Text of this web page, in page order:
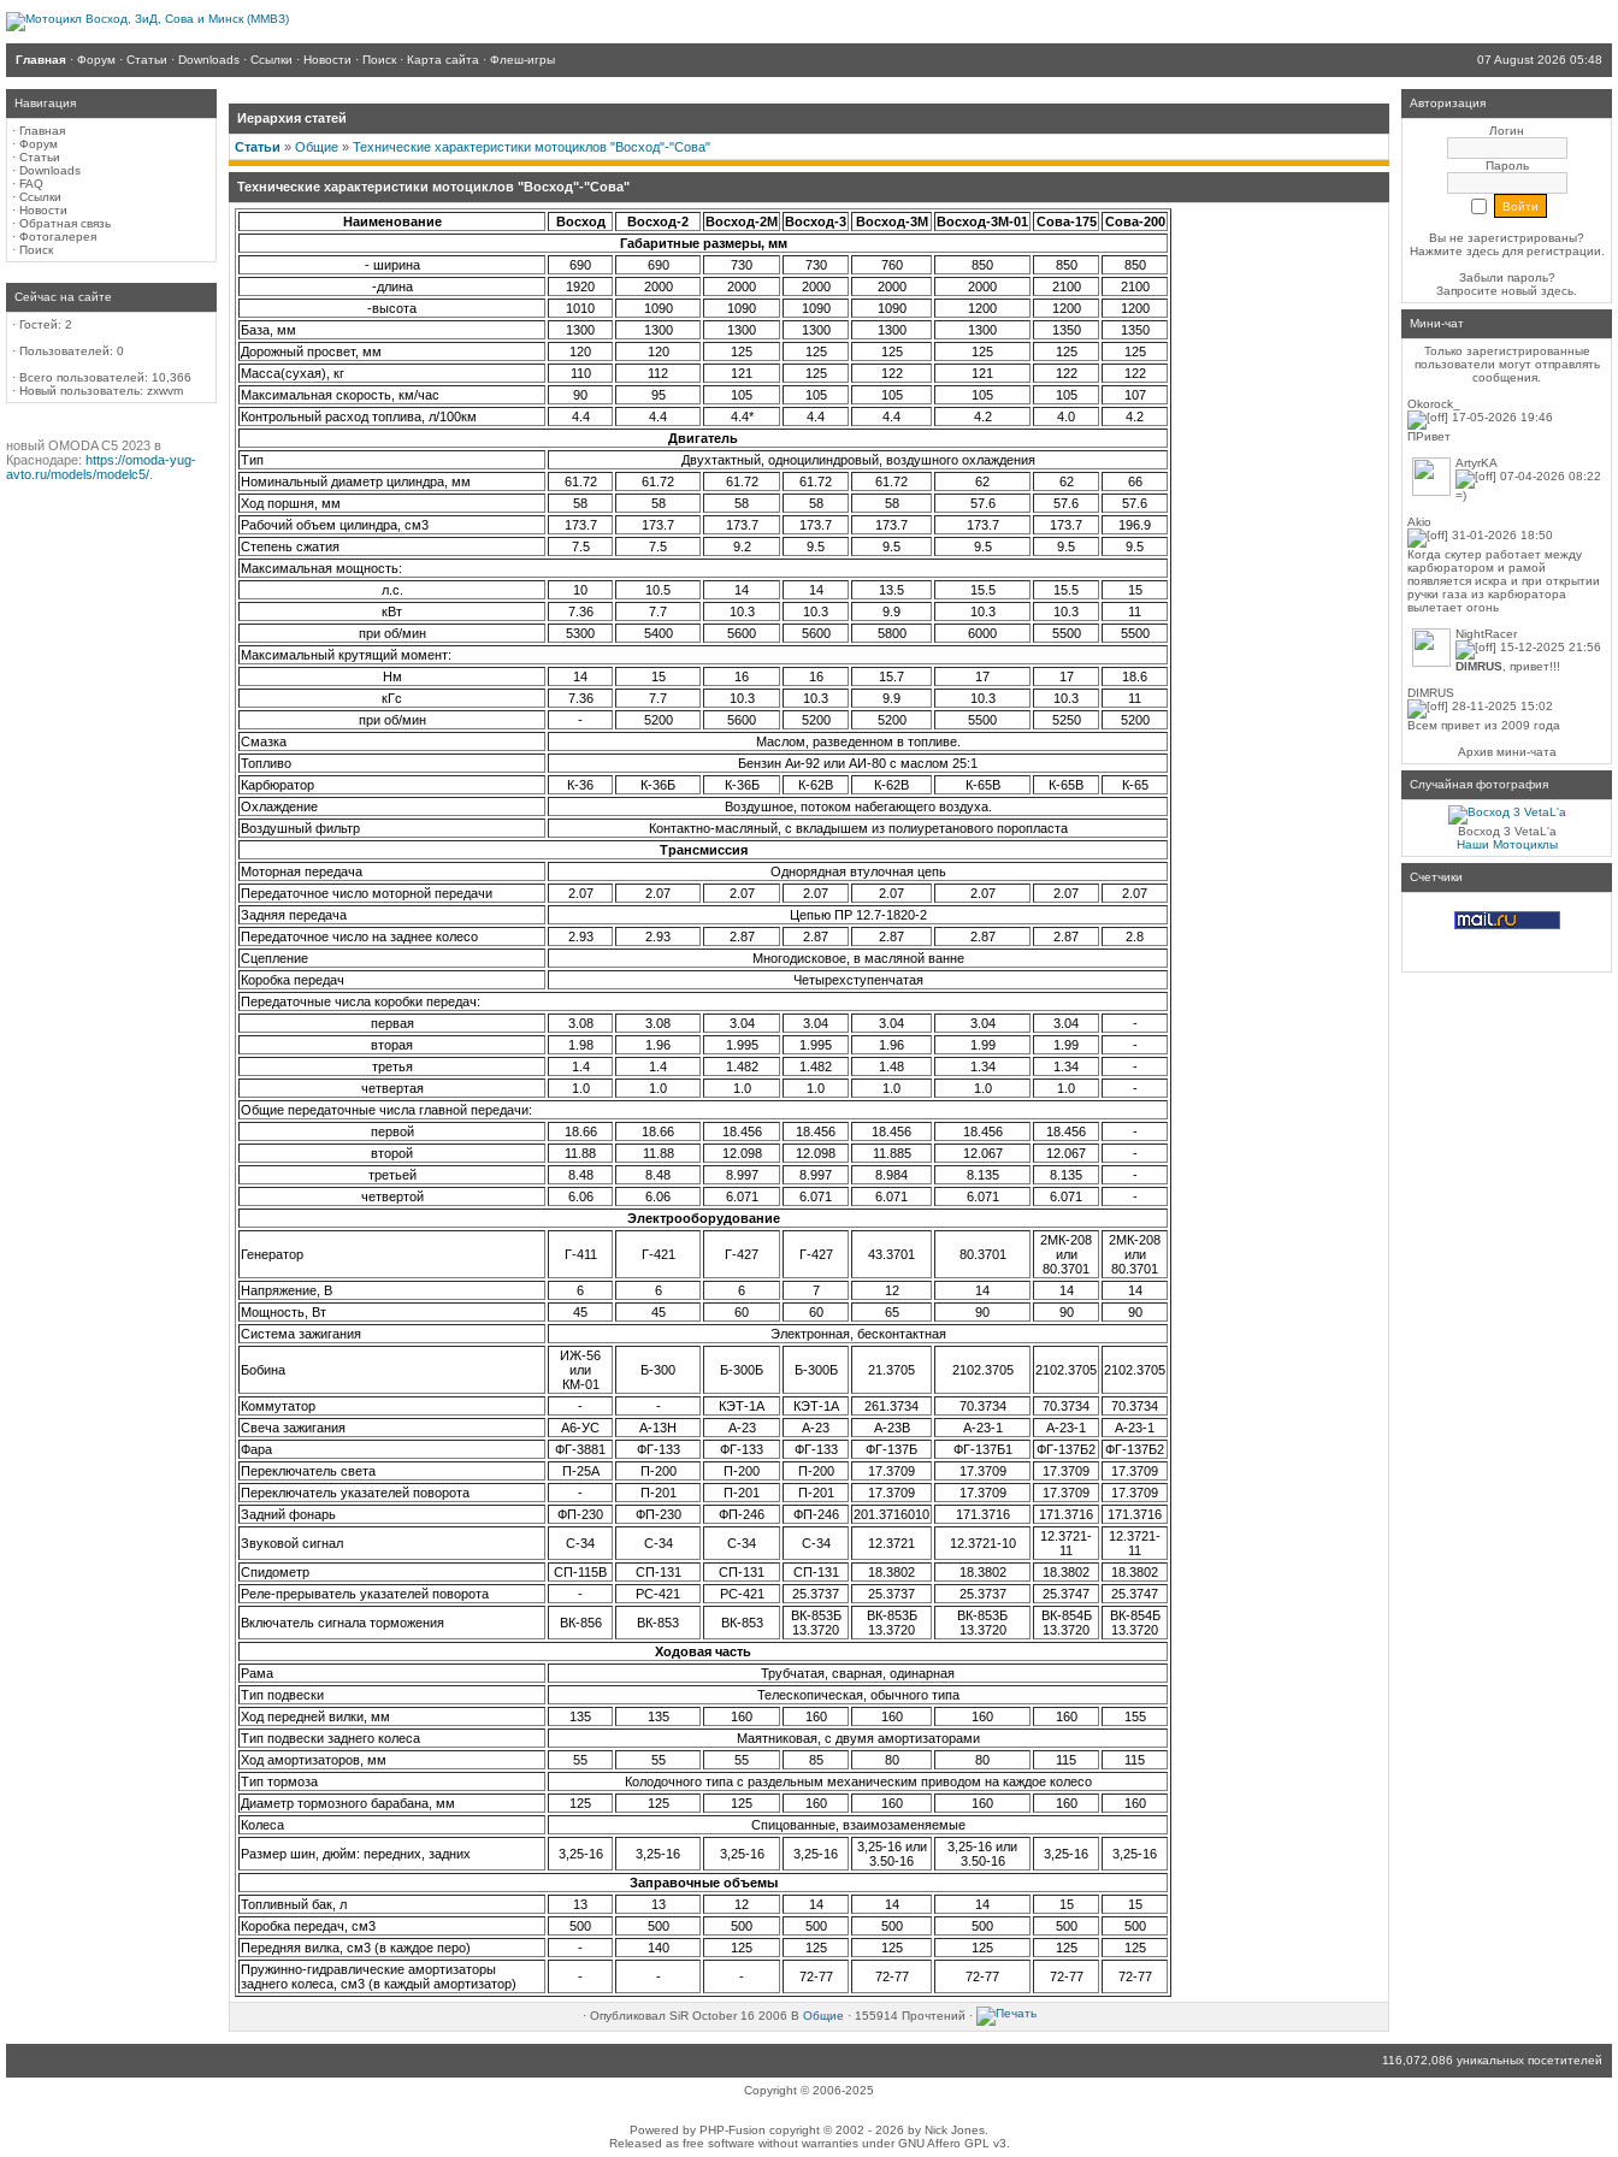
Главная · Форум · Статьи · Downloads · Ссылки · Новости · Поиск · Карта сайта · Флеш-игры 07 August 2026 05:48
Навигация
· Главная
· Форум
· Статьи
· Downloads
· FAQ
· Ссылки
· Новости
· Обратная связь
· Фотогалерея
· Поиск
Сейчас на сайте
· Гостей: 2
· Пользователей: 0
· Всего пользователей: 10,366
· Новый пользователь: zxwvm
новый OMODA C5 2023 в
Краснодаре: https://omoda-yug-
avto.ru/models/modelc5/
Иерархия статей
Статьи » Общие » Технические характеристики мотоциклов "Восход"-"Сова"
Технические характеристики мотоциклов "Восход"-"Сова"
Наименование Восход Восход-2 Восход-2М Восход-3 Восход-3М Восход-3М-01 Сова-175
Сова-200
Габаритные размеры, мм
- ширина
690 690 730 730 760 850 850
850
-длина
1920 2000 2000 2000 2000 2000 2100
2100
-высота
1010 1090 1090 1090 1090 1200 1200
1200
База, мм
1300 1300 1300 1300 1300 1300 1350
1350
Дорожный просвет, мм
120 120 125 125 125 125 125
125
Масса(сухая), кг
110 112 121 125 122 121 122
122
Максимальная скорость, км/час
90 95 105 105 105 105 105
107
Контрольный расход топлива, л/100км
4.4 4.4 4.4* 4.4 4.4 4.2 4.0
4.2
Двигатель
Тип
Двухтактный, одноцилиндровый, воздушного охлаждения
Номинальный диаметр цилиндра, мм
61.72 61.72 61.72 61.72 61.72 62 62
66
Ход поршня, мм
58 58 58 58 58 57.6 57.6
57.6
Рабочий объем цилиндра, см3
173.7 173.7 173.7 173.7 173.7 173.7 173.7
196.9
Степень сжатия
7.5 7.5 9.2 9.5 9.5 9.5 9.5
9.5
Максимальная мощность:
л.с.
10 10.5 14 14 13.5 15.5 15.5
15
кВт
7.36 7.7 10.3 10.3 9.9 10.3 10.3
11
при об/мин
5300 5400 5600 5600 5800 6000 5500
5500
Максимальный крутящий момент:
Нм
14 15 16 16 15.7 17 17
18.6
кГс
7.36 7.7 10.3 10.3 9.9 10.3 10.3
11
при об/мин
- 5200 5600 5200 5200 5500 5250
5200
Смазка
Маслом, разведенном в топливе.
Топливо
Бензин Аи-92 или АИ-80 с маслом 25:1
Карбюратор
К-36 К-36Б К-36Б К-62В К-62В К-65В К-65В
К-65
Охлаждение
Воздушное, потоком набегающего воздуха.
Воздушный фильтр
Контактно-масляный, с вкладышем из полиуретанового поропласта
Трансмиссия
Моторная передача
Однорядная втулочная цепь
Передаточное число моторной передачи
2.07 2.07 2.07 2.07 2.07 2.07 2.07
2.07
Задняя передача
Цепью ПР 12.7-1820-2
Передаточное число на заднее колесо
2.93 2.93 2.87 2.87 2.87 2.87 2.87
2.8
Сцепление
Многодисковое, в масляной ванне
Коробка передач
Четырехступенчатая
Передаточные числа коробки передач:
первая
3.08 3.08 3.04 3.04 3.04 3.04 3.04
-
вторая
1.98 1.96 1.995 1.995 1.96 1.99 1.99
-
третья
1.4 1.4 1.482 1.482 1.48 1.34 1.34
-
четвертая
1.0 1.0 1.0 1.0 1.0 1.0 1.0
-
Общие передаточные числа главной передачи:
первой
18.66 18.66 18.456 18.456 18.456 18.456 18.456
-
второй
11.88 11.88 12.098 12.098 11.885 12.067 12.067
-
третьей
8.48 8.48 8.997 8.997 8.984 8.135 8.135
-
четвертой
6.06 6.06 6.071 6.071 6.071 6.071 6.071
-
Электрооборудование
Генератор Г-411 Г-421 Г-427 Г-427 43.3701 80.3701
2МК-208
или
80.3701
2МК-208
или
80.3701
Напряжение, В
6 6 6 7 12 14 14
14
Мощность, Вт
45 45 60 60 65 90 90
90
Система зажигания
Электронная, бесконтактная
Бобина
ИЖ-56
или
КМ-01
Б-300 Б-300Б Б-300Б 21.3705 2102.3705 2102.3705 2102.3705
Коммутатор - - КЭТ-1А КЭТ-1А 261.3734 70.3734 70.3734
70.3734
Свеча зажигания
А6-УС А-13Н А-23 А-23 А-23В А-23-1 А-23-1
А-23-1
Фара
ФГ-3881 ФГ-133 ФГ-133 ФГ-133 ФГ-137Б ФГ-137Б1 ФГ-137Б2
ФГ-137Б2
Переключатель света
П-25А П-200 П-200 П-200 17.3709 17.3709 17.3709
17.3709
Переключатель указателей поворота
- П-201 П-201 П-201 17.3709 17.3709 17.3709
17.3709
Задний фонарь
ФП-230 ФП-230 ФП-246 ФП-246 201.3716010 171.3716 171.3716
171.3716
Звуковой сигнал
С-34 С-34 С-34 С-34 12.3721 12.3721-10
12.3721-
11
12.3721-
11
Спидометр
СП-115В СП-131 СП-131 СП-131 18.3802 18.3802 18.3802
18.3802
Реле-прерыватель указателей поворота
- РС-421 РС-421 25.3737 25.3737 25.3737 25.3747
25.3747
Включатель сигнала торможения
ВК-856 ВК-853 ВК-853
ВК-853Б
13.3720
ВК-853Б
13.3720
ВК-853Б
13.3720
ВК-854Б
13.3720
ВК-854Б
13.3720
Ходовая часть
Рама
Трубчатая, сварная, одинарная
Тип подвески
Телескопическая, обычного типа
Ход передней вилки, мм
135 135 160 160 160 160 160
155
Тип подвески заднего колеса
Маятниковая, с двумя амортизаторами
Ход амортизаторов, мм
55 55 55 85 80 80 115
115
Тип тормоза
Колодочного типа с раздельным механическим приводом на каждое колесо
Диаметр тормозного барабана, мм
125 125 125 160 160 160 160
160
Колеса
Спицованные, взаимозаменяемые
Размер шин, дюйм: передних, задних
3,25-16 3,25-16 3,25-16 3,25-16
3,25-16 или
3.50-16
3,25-16 или
3.50-16
3,25-16
3,25-16
Заправочные объемы
Топливный бак, л
13 13 12 14 14 14 15
15
Коробка передач, см3
500 500 500 500 500 500 500
500
Передняя вилка, см3 (в каждое перо)
- 140 125 125 125 125 125
125
Пружинно-гидравлические амортизаторы
заднего колеса, см3 (в каждый амортизатор) - - - 72-77 72-77 72-77 72-77 72-77
· Опубликовал SiROctober 16 2006 В Общие · 155914 Прочтений ·
Авторизация
Логин
Пароль
Вы не зарегистрированы?
Нажмите здесьдля регистрации.
Забыли пароль?
Запросите новый здесь.
Мини-чат
Только зарегистрированные
пользователи могут отправлять
сообщения.
Okorock_
17-05-2026 19:46
ПРивет
ArtyrKA
07-04-2026 08:22
=)
Akio
31-01-2026 18:50
Когда скутер работает между
карбюратором и рамой
появляется искра и при открытии
ручки газа из карбюратора
вылетает огонь
NightRacer
15-12-2025 21:56
DIMRUS , привет!!!
DIMRUS
28-11-2025 15:02
Всем привет из 2009 года
Архив мини-чата
Случайная фотография
Восход 3 VetaL'a
Наши Мотоциклы
Счетчики
116,072,086 уникальных посетителей
Copyright © 2006-2025
Powered by PHP-Fusion copyright © 2002 - 2026 by Nick Jones.
Released as free software without warranties under GNU Affero GPL v3.